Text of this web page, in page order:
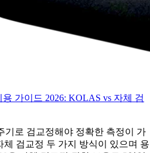
가이드 2026: KOLAS vs 자체 검
기로 검교정해야 정확한 측정이 가
검교정 두 가지 방식이 있으며 용